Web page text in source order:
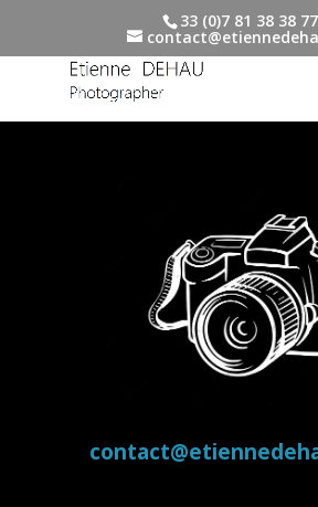
33 (0)7 81 38 38 77